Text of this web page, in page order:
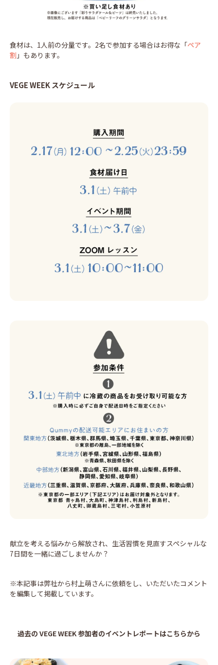
食材は、1人前の分量です。2名で参加する場合はお得な「ペア
割 」もあります。
VEGE WEEK スケジュール
献立を考える悩みから解放され、生活習慣を見直すスペシャルな
7日間を一緒に過ごしませんか？
※本記事は弊社から村上萌さんに依頼をし、いただいたコメント
を編集して掲載しています。
過去の VEGE WEEK 参加者のイベントレポートはこちらから